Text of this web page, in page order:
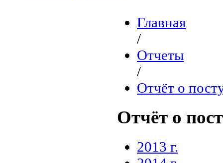
Главная
/
Отчеты
/
Отчёт о
Отчёт о
2013 г.